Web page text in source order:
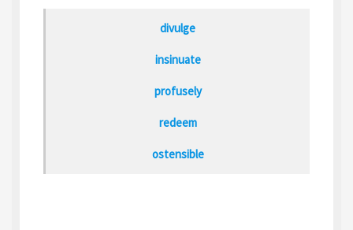
divulge
insinuate
profusely
redeem
ostensible